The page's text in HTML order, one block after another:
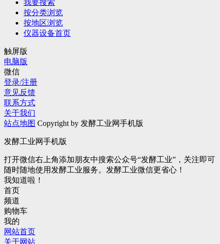
我要搜索
按分类浏览
按地区浏览
仪器设备首页
触屏版
电脑版
微信
登录/注册
意见反馈
联系方式
关于我们
站点地图 Copyright by 发酵工业网手机版
发酵工业网手机版
打开微信右上角添加朋友中搜索公众号“发酵工业”，关注即可
随时随地使用发酵工业服务。发酵工业微信更省心！
我知道啦！
首页
频道
购物车
我的
网站首页
关于网站